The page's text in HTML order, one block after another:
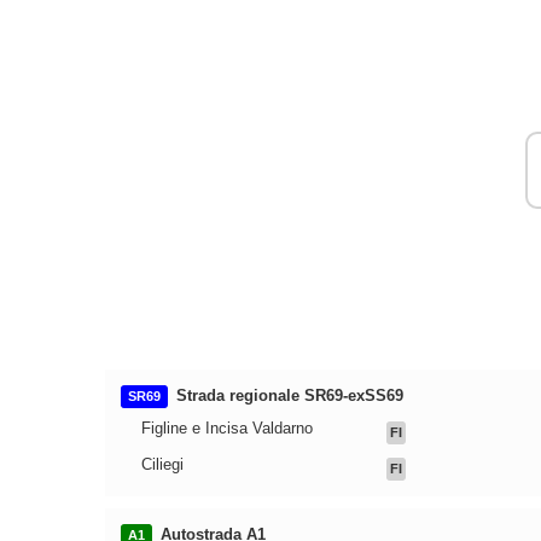
SR69
Strada regionale SR69-exSS69
Figline e Incisa Valdarno
FI
Ciliegi FI
A1 Autostrada A1